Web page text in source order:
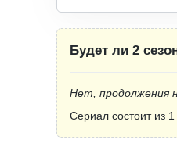
Будет ли 2
Нет, продолжения
Сериал состоит из 1